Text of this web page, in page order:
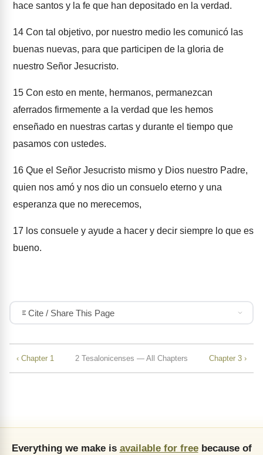
hace santos y la fe que han depositado en la verdad.
14 Con tal objetivo, por nuestro medio les comunicó las
buenas nuevas, para que participen de la gloria de
nuestro Señor Jesucristo.
15 Con esto en mente, hermanos, permanezcan
aferrados firmemente a la verdad que les hemos
enseñado en nuestras cartas y durante el tiempo que
pasamos con ustedes.
16 Que el Señor Jesucristo mismo y Dios nuestro Padre,
quien nos amó y nos dio un consuelo eterno y una
esperanza que no merecemos,
17 los consuele y ayude a hacer y decir siempre lo que es
bueno.
Cite / Share This Page
‹ Chapter 1 2 Tesalonicenses — All Chapters Chapter 3 ›
Everything we make is available for freebecause of